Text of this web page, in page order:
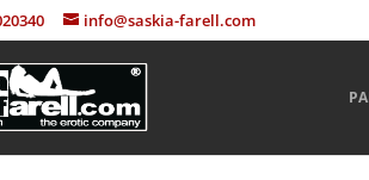
info@saskia-farell.com